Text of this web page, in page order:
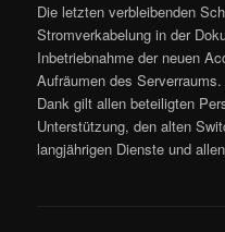
Die letzten verbleibenden
Stromverkabelung in der
Inbetriebnahme der neuen
Aufräumen des Serverraums.
Dank gilt allen beteiligten
Unterstützung, den alten
langjährigen Dienste und